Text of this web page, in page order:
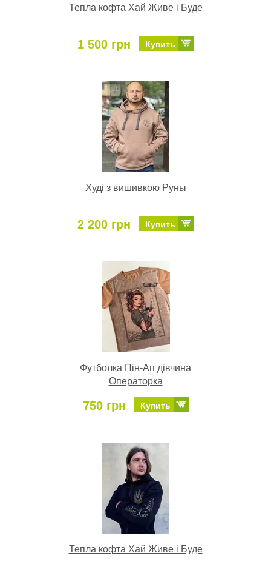
Тепла кофта Хай Живе і Буде
1 500 грн Купить
Худі з вишивкою Руны
2 200 грн Купить
Футболка Пін-Ап дівчина
Операторка
750 грн Купить
Тепла кофта Хай Живе і Буде